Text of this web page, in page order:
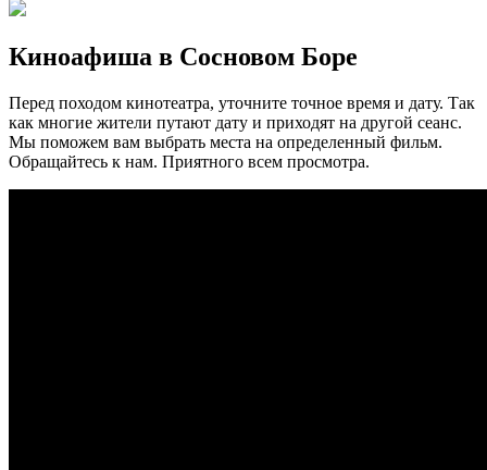
Киноафиша в Сосновом Боре
Перед походом кинотеатра, уточните точное время и дату. Так
как многие жители путают дату и приходят на другой сеанс.
Мы поможем вам выбрать места на определенный фильм.
Обращайтесь к нам. Приятного всем просмотра.